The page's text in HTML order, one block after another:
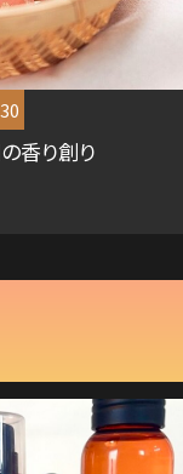
香り創り